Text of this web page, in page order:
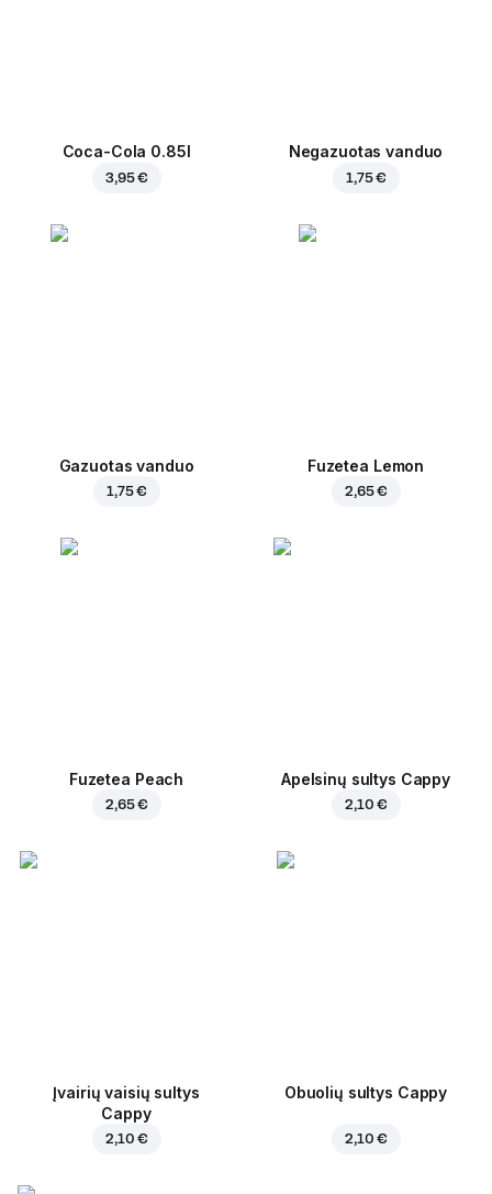
Coca-Cola 0.85l
3,95 €
Negazuotas vanduo
1,75 €
Gazuotas vanduo
1,75 €
Fuzetea Lemon
2,65 €
Fuzetea Peach
2,65 €
Apelsinų sultys Cappy
2,10 €
Įvairių vaisių sultys
Cappy
2,10 €
Obuolių sultys Cappy
2,10 €